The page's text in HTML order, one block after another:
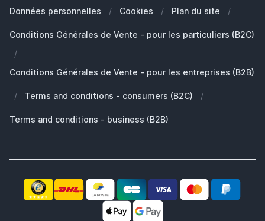
Clients Professionals (B2B)
Pas satisfait? Le produit vous est remboursé!
Travailler chez SB Supply
Mon compte
Données personnelles / Cookies / Plan du site /
Conditions Générales de Vente - pour les particuliers (B2C)
/
Conditions Générales de Vente - pour les entreprises (B2B)
/ Terms and conditions - consumers (B2C) /
Terms and conditions - business (B2B)